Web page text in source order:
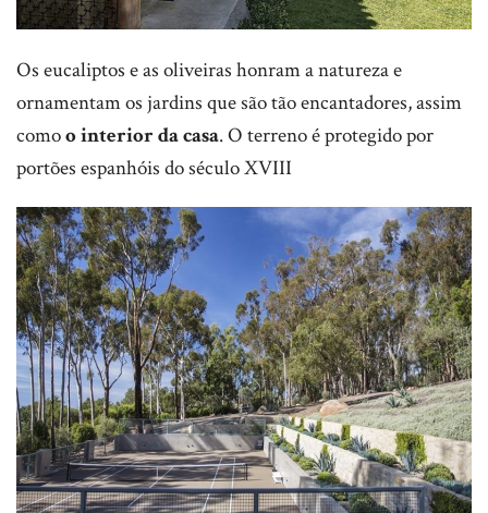
Os eucaliptos e as oliveiras honram a natureza e
ornamentam os jardins que são tão encantadores, assim
comoo interior da casa. O terreno é protegido por
portões espanhóis do século XVIII